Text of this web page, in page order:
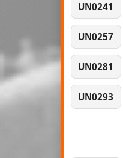
UN0241
UN0257
UN0281
UN0293